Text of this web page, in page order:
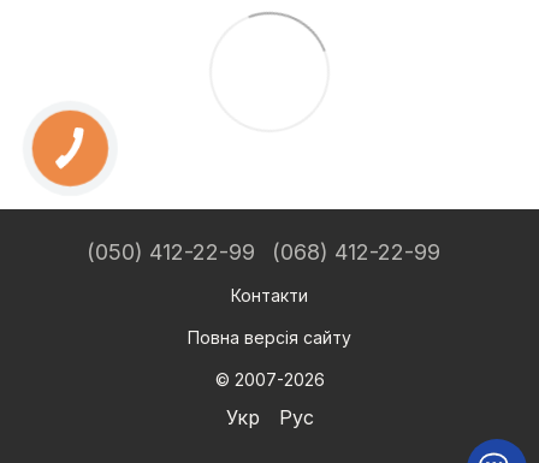
(050) 412-22-99 (068) 412-22-99
Контакти
Повна версія сайту
© 2007-2026
Укр Рус